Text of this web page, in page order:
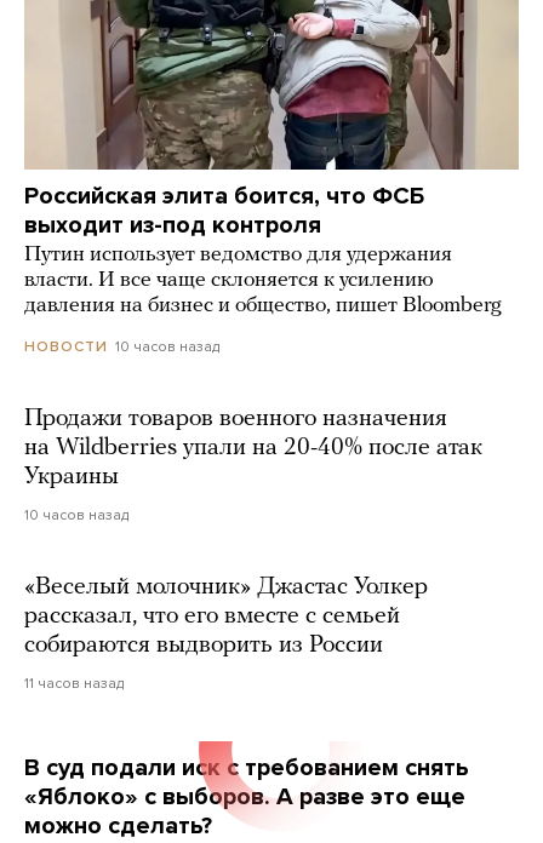
Российская элита боится, что ФСБ
выходит из-под контроля
Путин использует ведомство для удержания
власти. И все чаще склоняется к усилению
давления на бизнес и общество, пишет Bloomberg
НОВОСТИ 10 часов назад
Продажи товаров военного назначения
на Wildberries упали на 20-40% после атак
Украины
10 часов назад
«Веселый молочник» Джастас Уолкер
рассказал, что его вместе с семьей
собираются выдворить из России
11 часов назад
В суд подали иск с требованием снять
«Яблоко» с выборов. А разве это еще
можно сделать?